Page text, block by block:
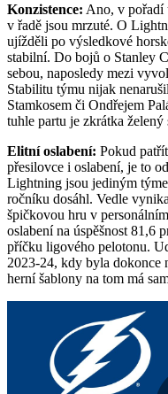
Konzistence: Ano, v pořadí
v řadě jsou mrzuté. O
ujížděli po výsledkové
stabilní. Do bojů o Stanley
sebou, naposledy mezi
Stabilitu týmu nijak
Stamkosem či Ondřejem
tuhle partu je zkrátka želený
Elitní oslabení: Pokud
přesilovce i oslabení, je to
Lightning jsou jediným
ročníku dosáhl. Vedle
špičkovou hru v
oslabení na úspěšnost 81,6
příčku ligového pelotonu.
2023-24, kdy byla dokonce
herní šablony na tom má